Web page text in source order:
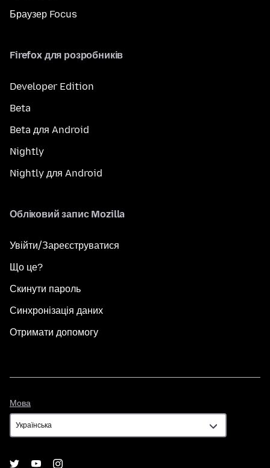
Браузер Focus
Firefox для розробників
Developer Edition
Beta
Beta для Android
Nightly
Nightly для Android
Обліковий запис Mozilla
Увійти/Зареєструватися
Що це?
Скинути пароль
Синхронізація даних
Отримати допомогу
Мова